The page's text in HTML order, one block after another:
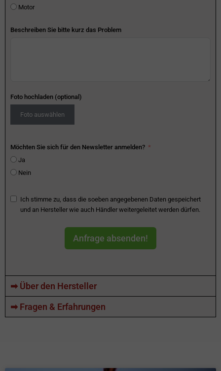
Motor
Beschreiben Sie bitte kurz das Problem
Foto hochladen (optional)
Foto auswählen
Möchten Sie sich für den Newsletter anmelden?
Ja
Nein
Ich stimme zu, dass die soeben angegebenen Daten gespeichert
und an Hersteller wie auch Händler weitergeleitet werden dürfen.
Anfrage absenden!
➡ Über den Hersteller
➡ Fragen & Erfahrungen